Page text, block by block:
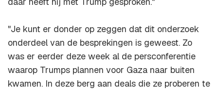
"Je kunt er donder op zeggen dat dit onderzoek
onderdeel van de besprekingen is geweest. Zo
was er eerder deze week al de persconferentie
waarop Trumps plannen voor Gaza naar buiten
kwamen. In deze berg aan deals die ze proberen te